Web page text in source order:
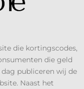
die kortingscodes,
die geld
publiceren wij de
Naast het